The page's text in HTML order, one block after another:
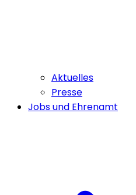
Aktuelles
Presse
Jobs und Ehrenamt